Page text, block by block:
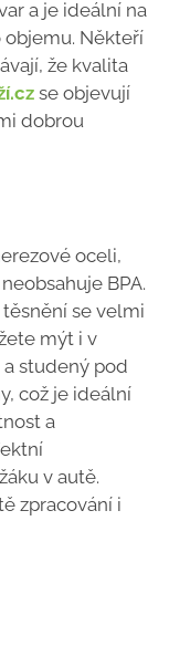
a je ideální na
objemu. Někteří
že kvalita
se objevují
dobrou
oceli,
BPA.
se velmi
mýt i v
a studený pod
což je ideální
a
v autě.
zpracování i